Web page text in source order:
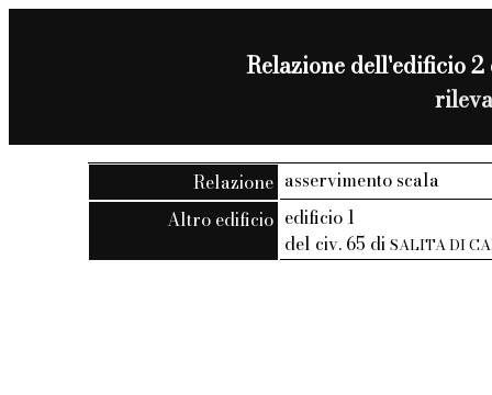
Relazione dell'edificio
Relazione asservimento scala
Altro edificio edificio 1
del civ. 65 diSALITA DI